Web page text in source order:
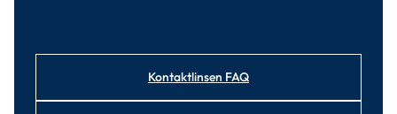
Kontaktlinsen FAQ